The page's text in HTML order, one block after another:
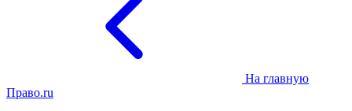
На главную
Право.ru